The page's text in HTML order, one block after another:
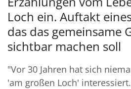
Loch ein. Auftakt
das das gemeinsame
sichtbar machen soll
"Vor 30 Jahren hat sich
'am großen Loch'